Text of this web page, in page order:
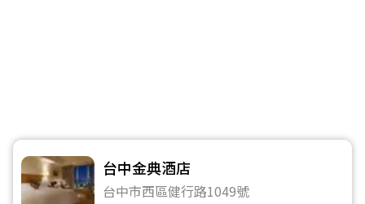
台中金典酒店
台中市西區健行路1049號